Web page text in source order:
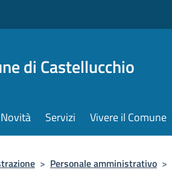
di Castellucchio
Novità Servizi Vivere il Comune
> Personale amministrativo >